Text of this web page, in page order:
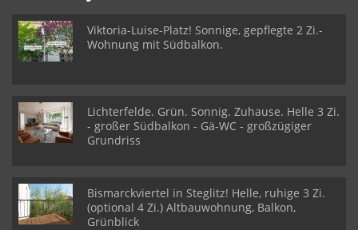
Viktoria-Luise-Platz! Sonnige, gepflegte 2 Zi.-
Wohnung mit Südbalkon.
Lichterfelde. Grün. Sonnig. Zuhause. Helle 3 Zi.
- großer Südbalkon - Gä-WC - großzügiger
Grundriss
Bismarckviertel in Steglitz! Helle, ruhige 3 Zi.
(optional 4 Zi.) Altbauwohnung, Balkon,
Grünblick